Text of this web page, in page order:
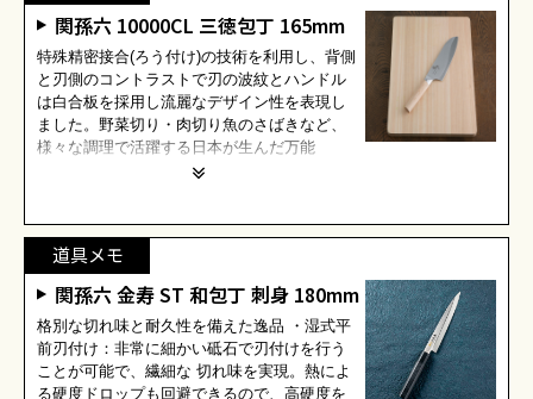
関孫六 10000CL 三徳包丁 165mm
特殊精密接合(ろう付け)の技術を利用し、背側
と刃側のコントラストで刃の波紋とハンドル
は白合板を採用し流麗なデザイン性を表現し
ました。野菜切り・肉切り魚のさばきなど、
様々な調理で活躍する日本が生んだ万能
道具メモ
関孫六 金寿 ST 和包丁 刺身 180mm
格別な切れ味と耐久性を備えた逸品 ・湿式平
前刃付け：非常に細かい砥石で刃付けを行う
ことが可能で、繊細な 切れ味を実現。熱によ
る硬度ドロップも回避できるので、高硬度を